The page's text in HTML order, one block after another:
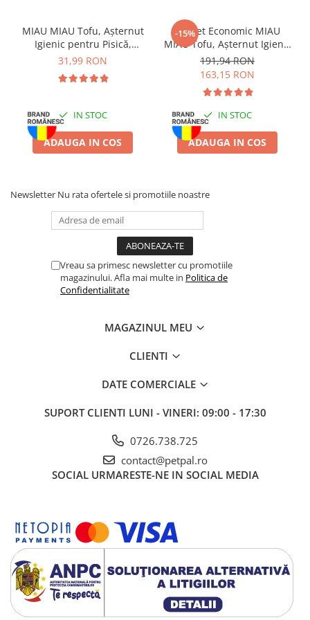
Îngrijire Rozătoare
Așternut Igienic Rozătoare
Cuști Rozătoare
Accesorii Acvarii
Hrană
Întreținere Acvariu
Tratament Apă
MIAU MIAU Tofu, Așternut
Igienic pentru Pisică,
Lavandă, 6L
31,99 RON
IN STOC
ADAUGA IN COS
-15%
Pachet Economic MIAU
MIAU Tofu, Așternut Igienic
pentru Pisică, Lavandă,
6x6L
191,94 RON
163,15 RON
IN STOC
ADAUGA IN COS
Newsletter Nu rata ofertele si promotiile noastre
Vreau sa primesc newsletter cu promotiile
magazinului. Afla mai multe in Politica de
Confidentialitate
MAGAZINUL MEU
CLIENTI
DATE COMERCIALE
SUPORT CLIENTI LUNI - VINERI: 09:00 - 17:30
0726.738.725
contact@petpal.ro
SOCIAL URMARESTE-NE IN SOCIAL MEDIA